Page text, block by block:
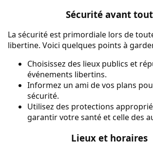
Sécurité avant tout
La sécurité est primordiale lors de
libertine. Voici quelques points à
Choisissez des lieux publics et
événements libertins.
Informez un ami de vos plans
sécurité.
Utilisez des protections
garantir votre santé et celle des
Lieux et horaires